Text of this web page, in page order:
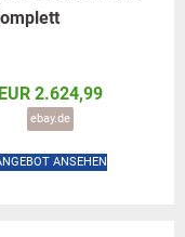
EUR 2.624,99
ebay.de
ANSEHEN